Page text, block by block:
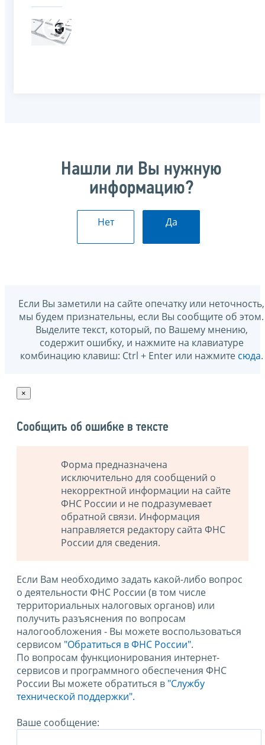
Нашли ли Вы нужную
информацию?
Нет Да
Если Вы заметили на сайте опечатку или неточность,
мы будем признательны, если Вы сообщите об этом.
Выделите текст, который, по Вашему мнению,
содержит ошибку, и нажмите на клавиатуре
комбинацию клавиш: Ctrl + Enter или нажмите сюда.
×
Сообщить об ошибке в тексте
Форма предназначена
исключительно для сообщений о
некорректной информации на сайте
ФНС России и не подразумевает
обратной связи. Информация
направляется редактору сайта ФНС
России для сведения.
Если Вам необходимо задать какой-либо вопрос
о деятельности ФНС России (в том числе
территориальных налоговых органов) или
получить разъяснения по вопросам
налогообложения - Вы можете воспользоваться
сервисом "Обратиться в ФНС России".
По вопросам функционирования интернет-
сервисов и программного обеспечения ФНС
России Вы можете обратиться в "Службу
технической поддержки".
Ваше сообщение: